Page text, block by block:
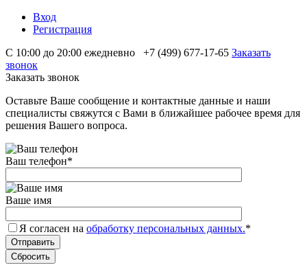
Вход
Регистрация
С 10:00 до 20:00 ежедневно
+7 (499) 677-17-65 Заказать
звонок
Заказать звонок
Оставьте Ваше сообщение и контактные данные и наши
специалисты свяжутся с Вами в ближайшее рабочее время для
решения Вашего вопроса.
Ваш телефон*
Ваше имя
Я согласен на обработку персональных данных.*